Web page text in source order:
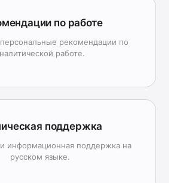
по работе
рекомендации по
работе.
поддержка
и информационная поддержка на
русском языке.